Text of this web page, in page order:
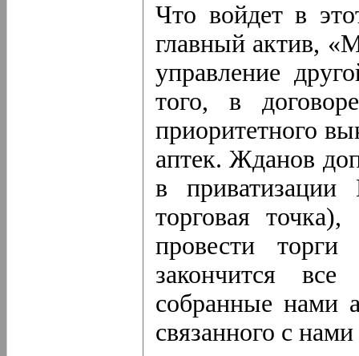
Что войдет в
главный актив,
управление
того, в
приоритетного
аптек. Жданов
в
торговая
провести
закончится
собранные нами
связанного с